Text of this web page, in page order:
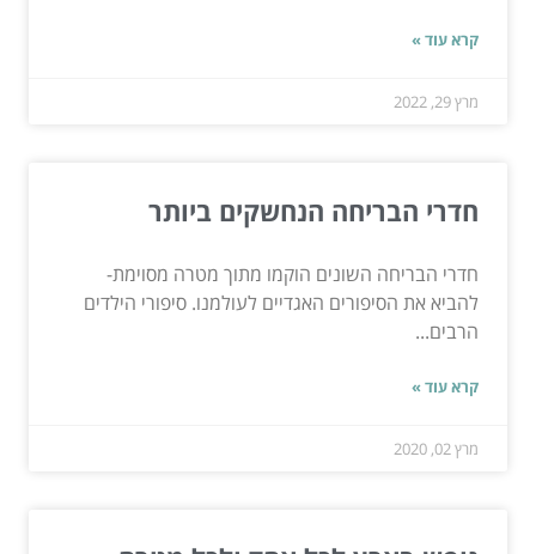
קרא עוד »
מרץ 29, 2022
חדרי הבריחה הנחשקים ביותר
חדרי הבריחה השונים הוקמו מתוך מטרה מסוימת-
להביא את הסיפורים האגדיים לעולמנו. סיפורי הילדים
הרבים...
קרא עוד »
מרץ 02, 2020